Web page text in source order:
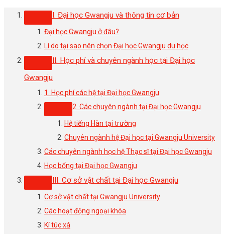
I. Đại học Gwangju và thông tin cơ bản
Đại học Gwangju ở đâu?
Lí do tại sao nên chọn Đại học Gwangju du học
II. Học phí và chuyên ngành học tại Đại học
Gwangju
1. Học phí các hệ tại Đại học Gwangju
2. Các chuyên ngành tại Đại học Gwangju
Hệ tiếng Hàn tại trường
Chuyên ngành hệ Đại học tại Gwangju University
Các chuyên ngành học hệ Thạc sĩ tại Đại học Gwangju
Học bổng tại Đại học Gwangju
III. Cơ sở vật chất tại Đại học Gwangju
Cơ sở vật chất tại Gwangju University
Các hoạt động ngoại khóa
Kí túc xá